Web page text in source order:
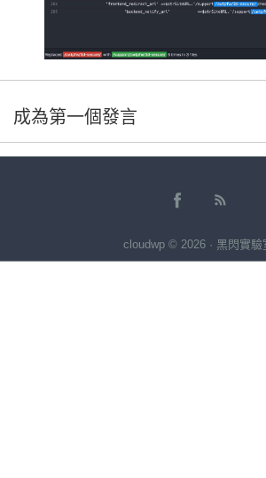
成為第一個發言
cloudwp © 2026 · 黑閃實驗